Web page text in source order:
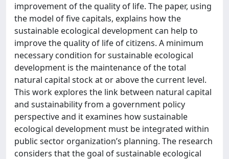
improvement of the quality of life. The paper, using
the model of five capitals, explains how the
sustainable ecological development can help to
improve the quality of life of citizens. A minimum
necessary condition for sustainable ecological
development is the maintenance of the total
natural capital stock at or above the current level.
This work explores the link between natural capital
and sustainability from a government policy
perspective and it examines how sustainable
ecological development must be integrated within
public sector organization’s planning. The research
considers that the goal of sustainable ecological